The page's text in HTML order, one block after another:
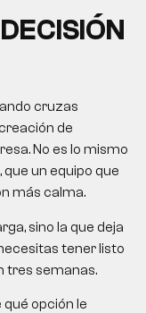
cruzas
de
No es lo mismo
un equipo que
más calma.
sino la que deja
tener listo
tres semanas.
qué opción le